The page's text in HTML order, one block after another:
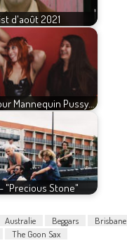
d'août 2021
Mannequin Pussy…
- "Precious Stone"
Australie Beggars Brisbane
The Goon Sax